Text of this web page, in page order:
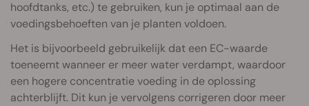
hoofdtanks, etc.) te gebruiken, kun je optimaal aan de
voedingsbehoeften van je planten voldoen.
Het is bijvoorbeeld gebruikelijk dat een EC-waarde
toeneemt wanneer er meer water verdampt, waardoor
een hogere concentratie voeding in de oplossing
achterblijft. Dit kun je vervolgens corrigeren door meer